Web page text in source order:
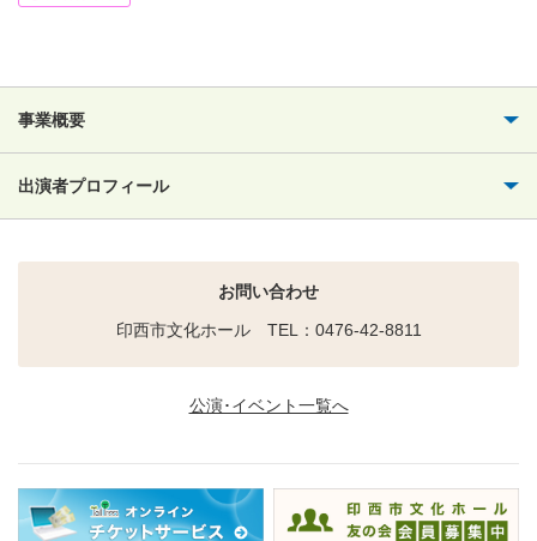
事業概要
出演者プロフィール
お問い合わせ
印西市文化ホール TEL：0476-42-8811
公演･イベント一覧へ